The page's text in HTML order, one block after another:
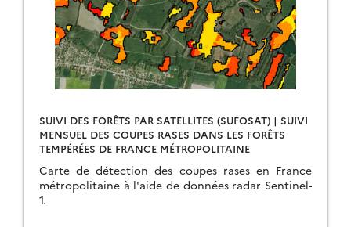
SUIVI DES FORÊTS PAR SATELLITES (SUFOSAT) | SUIVI
MENSUEL DES COUPES RASES DANS LES FORÊTS
TEMPÉRÉES DE FRANCE MÉTROPOLITAINE
Carte de détection des coupes rases en France
métropolitaine à l'aide de données radar Sentinel-
1.